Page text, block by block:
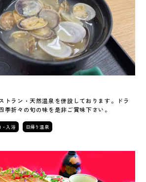
トラン・天然温泉を併設しております。ドラ
季折々の旬の味を是非ご賞味下さい。
・入浴 日帰り温泉